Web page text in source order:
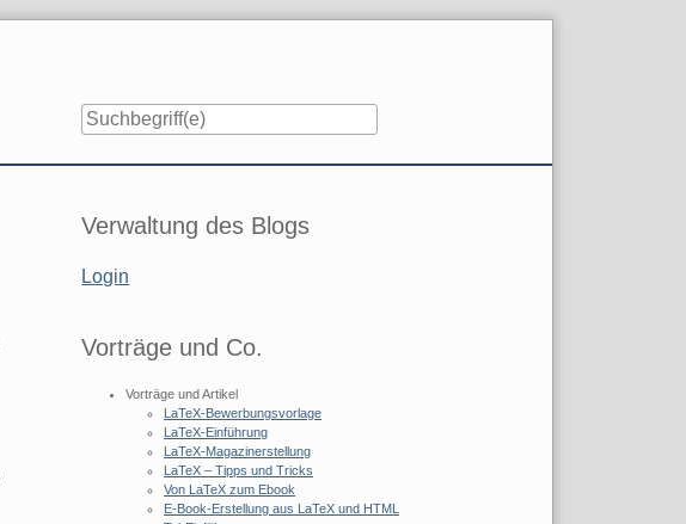
Seitenleiste
Verwaltung des Blogs
Login
Vorträge und Co.
Vorträge und Artikel
LaTeX-Bewerbungsvorlage
LaTeX-Einführung
LaTeX-Magazinerstellung
LaTeX – Tipps und Tricks
Von LaTeX zum Ebook
E-Book-Erstellung aus LaTeX und HTML